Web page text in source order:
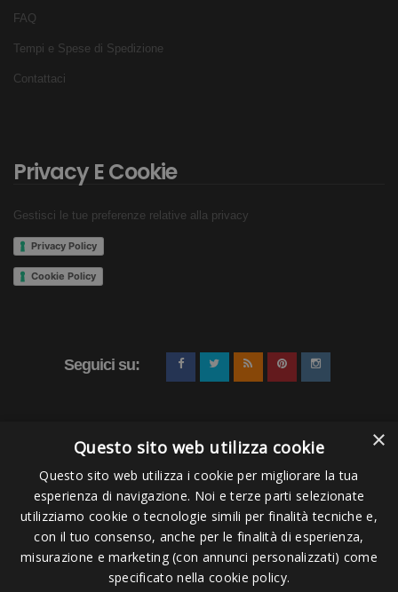
FAQ
Tempi e Spese di Spedizione
Contattaci
Privacy E Cookie
Gestisci le tue preferenze relative alla privacy
Privacy Policy
Cookie Policy
Seguici su:
Pagamenti Accettati
×
Questo sito web utilizza cookie
Questo sito web utilizza i cookie per migliorare la tua
esperienza di navigazione. Noi e terze parti selezionate
utilizziamo cookie o tecnologie simili per finalità tecniche e,
con il tuo consenso, anche per le finalità di esperienza,
misurazione e marketing (con annunci personalizzati) come
specificato nella cookie policy.